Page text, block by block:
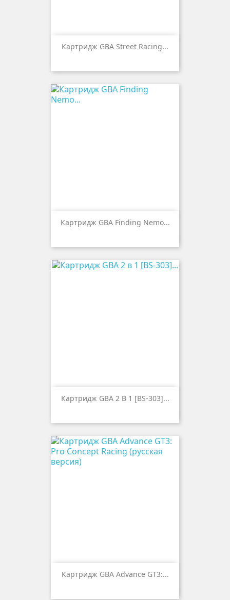
Картридж GBA Street Racing...
Картридж GBA Finding Nemo...
Картридж GBA 2 В 1 [BS-303]...
Картридж GBA Advance GT3:...